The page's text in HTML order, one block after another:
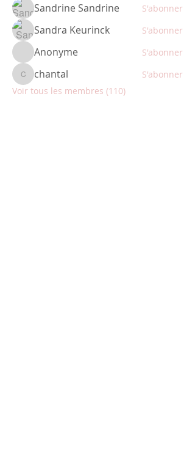
Sandrine Sandrine S'abonner
Sandra Keurinck S'abonner
Anonyme S'abonner
chantalchantal
S'abonner
Voir tous les membres (110)